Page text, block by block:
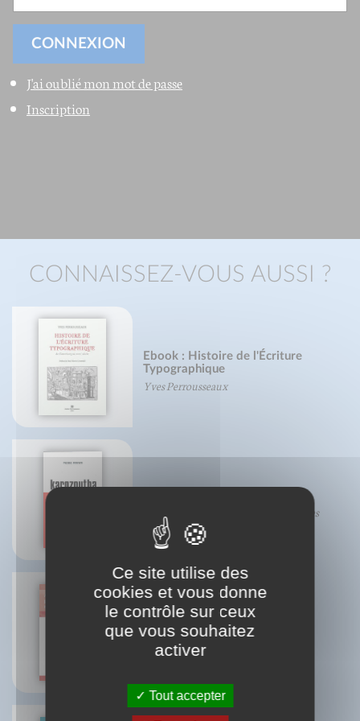
J'ai oublié mon mot de passe
Inscription
CONNAISSEZ-VOUS AUSSI ?
Ebook : Histoire de l'Écriture
Typographique
Yves Perrousseaux
Pierre Perrier de l'académie des sciences
Anatomie pour le mouvement -
Volume 2: Nouvelle édition
Blandine Calais-Germain
Ce site utilise des
cookies et vous donne
le contrôle sur ceux
que vous souhaitez
activer
Tout accepter